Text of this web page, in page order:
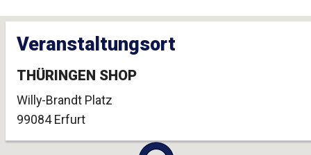
Veranstaltungsort
THÜRINGEN SHOP
Willy-Brandt Platz
99084 Erfurt